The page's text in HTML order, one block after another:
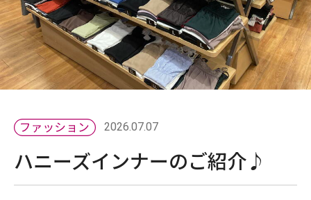
2026.07.07
ハニーズインナーのご紹介♪